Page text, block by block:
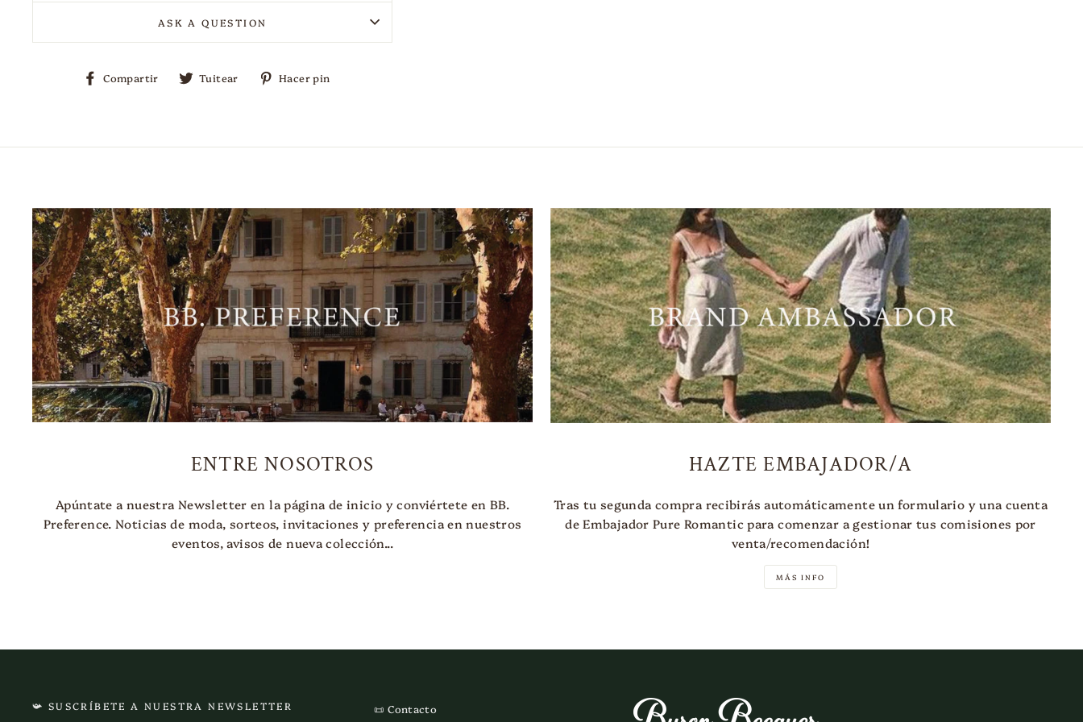
ASK A QUESTION
Compartir
Compartir
en
Tuitear
Tuitear
en
Hacer pin
ENTRE NOSOTROS
Apúntate a nuestra Newsletter en la página de inicio y conviértete en BB.
Preference. Noticias de moda, sorteos, invitaciones y preferencia en nuestros
eventos, avisos de nueva colección...
HAZTE EMBAJADOR/A
Tras tu segunda compra recibirás automáticamente un formulario y una cuenta
de Embajador Pure Romantic para comenzar a gestionar tus comisiones por
venta/recomendación!
MÁS INFO
📯 SUSCRÍBETE A NUESTRA NEWSLETTER 📜 Contacto